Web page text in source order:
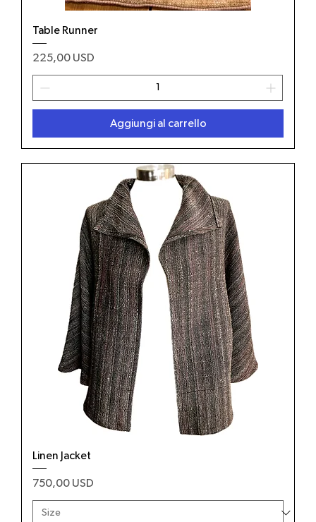
Table Runner
Prezzo
225,00 USD
Aggiungi al carrello
Linen Jacket
Prezzo
750,00 USD